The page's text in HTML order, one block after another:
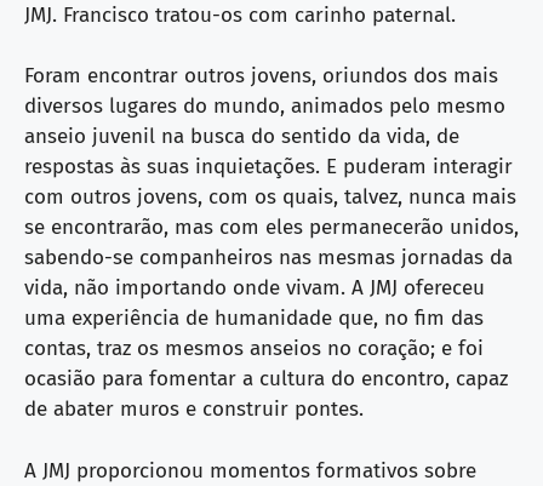
JMJ. Francisco tratou-os com carinho paternal.
Foram encontrar outros jovens, oriundos dos mais
diversos lugares do mundo, animados pelo mesmo
anseio juvenil na busca do sentido da vida, de
respostas às suas inquietações. E puderam interagir
com outros jovens, com os quais, talvez, nunca mais
se encontrarão, mas com eles permanecerão unidos,
sabendo-se companheiros nas mesmas jornadas da
vida, não importando onde vivam. A JMJ ofereceu
uma experiência de humanidade que, no fim das
contas, traz os mesmos anseios no coração; e foi
ocasião para fomentar a cultura do encontro, capaz
de abater muros e construir pontes.
A JMJ proporcionou momentos formativos sobre